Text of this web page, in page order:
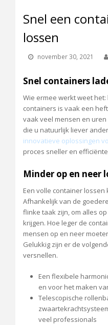
Snel een
lossen
november 30, 2021
Snel containers
Wie ermee werkt weet
containers is vaak een
vaak veel mensen en
die u natuurlijk liever
innovatieve oplossingen
proces sneller en
Minder op en neer
Een volle container lossen
Afhankelijk van de
flinke taak zijn, om alles
krijgen. Hoe leger de
mensen op en neer
Gelukkig zijn er de
versnellen.
Een flexibele
en voor het maken
Telescopische
veel professionals